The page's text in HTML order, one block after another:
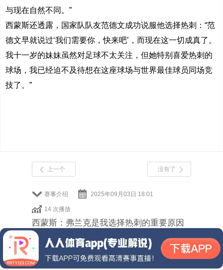
与现在自然不同。”
西蒙斯还透露，国家队队友范德文成功说服他选择热刺：“范
德文早就说过‘我们需要你，快来吧’，而现在这一切成真了。
我十一岁的妹妹虽然对足球不太关注，但她特别喜爱热刺的
球场，我已经迫不及待想在这座球场与世界最佳球员同场竞
技了。”
赛事介绍 2025年09月03日 18:01
14 次播放
上一个 没有了
西蒙斯：弗兰克是我选择热刺的重要原因
之一，范德文也说服了我